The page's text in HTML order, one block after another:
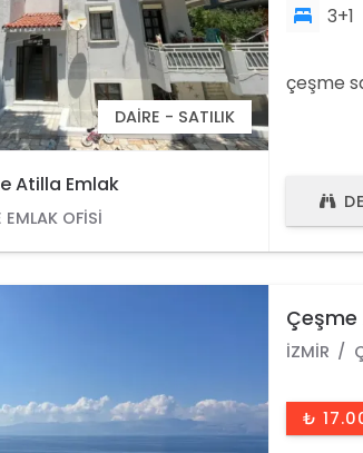
DAIRE - SATILIK
3+1
çeşme
Atilla Emlak
EMLAK OFISI
Çeşme
Daire
İZMIR
₺